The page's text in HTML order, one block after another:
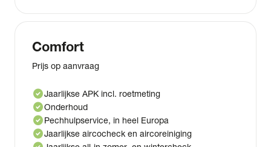
Comfort
Prijs op aanvraag
check_circleJaarlijkse APK incl. roetmeting
check_circleOnderhoud
check_circlePechhulpservice, in heel Europa
check_circleJaarlijkse aircocheck en aircoreiniging